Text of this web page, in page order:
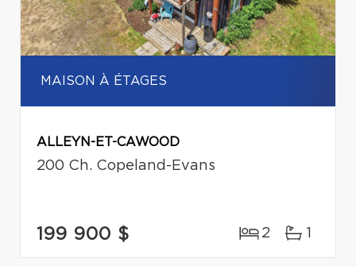
MAISON À ÉTAGES
ALLEYN-ET-CAWOOD
200 Ch. Copeland-Evans
199 900 $ 2 1